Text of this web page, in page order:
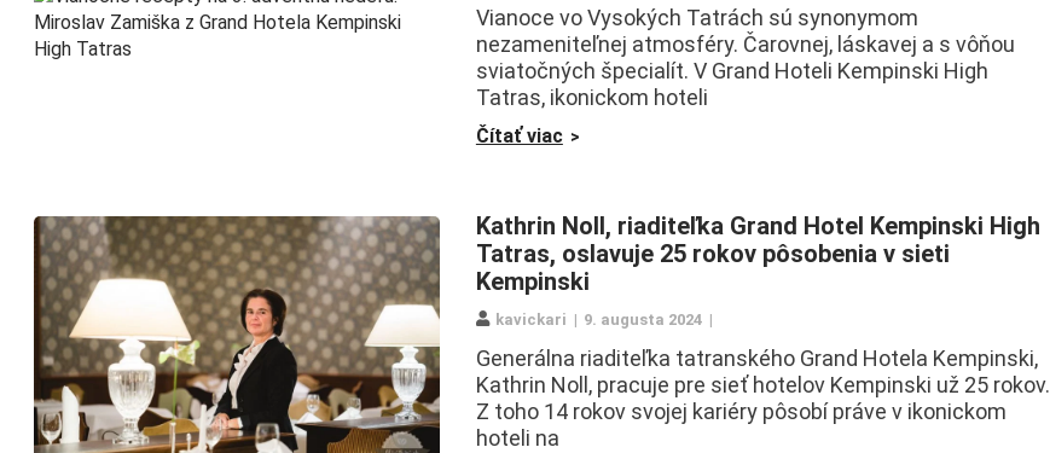
Vianoce vo Vysokých Tatrách sú synonymom
nezameniteľnej atmosféry. Čarovnej, láskavej a s vôňou
sviatočných špecialít. V Grand Hoteli Kempinski High
Tatras, ikonickom hoteli
Čítať viac
Kathrin Noll, riaditeľka Grand Hotel Kempinski High
Tatras, oslavuje 25 rokov pôsobenia v sieti
Kempinski
kavickari 9. augusta 2024
Generálna riaditeľka tatranského Grand Hotela Kempinski,
Kathrin Noll, pracuje pre sieť hotelov Kempinski už 25 rokov.
Z toho 14 rokov svojej kariéry pôsobí práve v ikonickom
hoteli na